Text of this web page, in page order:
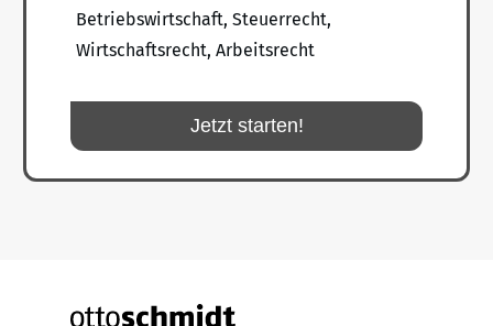
Betriebswirtschaft, Steuerrecht,
Wirtschaftsrecht, Arbeitsrecht
Jetzt starten!